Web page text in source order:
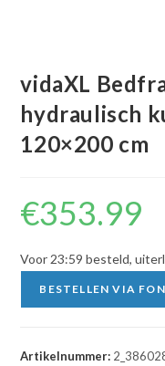
vidaXL
hydraulisch
120×200 cm
€353.99
Voor 23:59 besteld,
BESTELLEN VIA
Artikelnummer: